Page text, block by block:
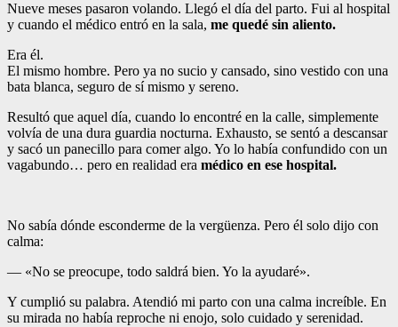
Nueve meses pasaron volando. Llegó el día del parto. Fui al hospital
y cuando el médico entró en la sala, me quedé sin aliento.
Era él.
El mismo hombre. Pero ya no sucio y cansado, sino vestido con una
bata blanca, seguro de sí mismo y sereno.
Resultó que aquel día, cuando lo encontré en la calle, simplemente
volvía de una dura guardia nocturna. Exhausto, se sentó a descansar
y sacó un panecillo para comer algo. Yo lo había confundido con un
vagabundo… pero en realidad era médico en ese hospital.
No sabía dónde esconderme de la vergüenza. Pero él solo dijo con
calma:
— «No se preocupe, todo saldrá bien. Yo la ayudaré».
Y cumplió su palabra. Atendió mi parto con una calma increíble. En
su mirada no había reproche ni enojo, solo cuidado y serenidad.